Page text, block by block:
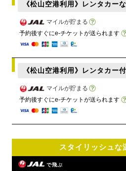
《松山空港利用》レンタカー
マイルが貯まる
予約後すぐにe-チケットが送られます
《松山空港利用》レンタカー
マイルが貯まる
予約後すぐにe-チケットが送られます
スタイリッシュな
で飛ぶ